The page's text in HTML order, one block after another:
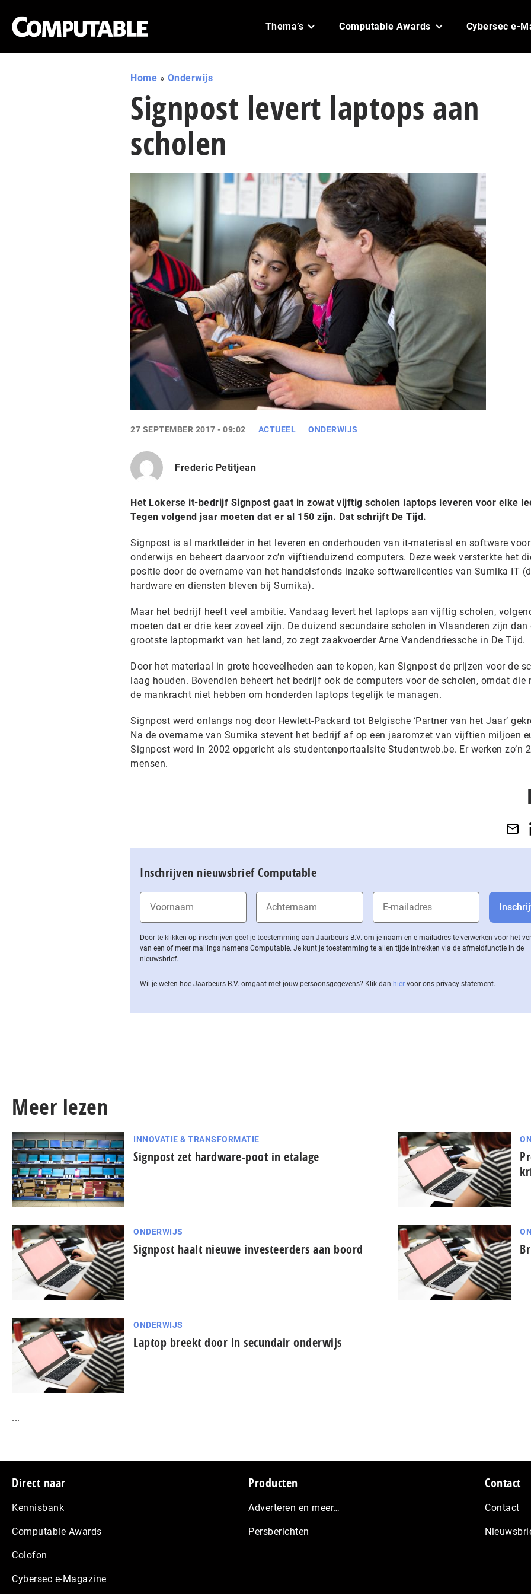
Thema’s Computable Awards Cybersec e-
Home » Onderwijs
Signpost levert laptops aan
scholen
27 SEPTEMBER 2017 - 09:02 ACTUEEL ONDERWIJS
Frederic Petitjean
Het Lokerse it-bedrijf Signpost gaat in zowat vijftig scholen laptops leveren voor elke
Tegen volgend jaar moeten dat er al 150 zijn. Dat schrijft De Tijd.
Signpost is al marktleider in het leveren en onderhouden van it-materiaal en software
onderwijs en beheert daarvoor zo’n vijftienduizend computers. Deze week versterkte het
positie door de overname van het handelsfonds inzake softwarelicenties van Sumika IT
hardware en diensten bleven bij Sumika).
Maar het bedrijf heeft veel ambitie. Vandaag levert het laptops aan vijftig scholen,
moeten dat er drie keer zoveel zijn. De duizend secundaire scholen in Vlaanderen zijn dan
grootste laptopmarkt van het land, zo zegt zaakvoerder Arne Vandendriessche in De Tijd.
Door het materiaal in grote hoeveelheden aan te kopen, kan Signpost de prijzen voor de
laag houden. Bovendien beheert het bedrijf ook de computers voor de scholen, omdat die
de mankracht niet hebben om honderden laptops tegelijk te managen.
Signpost werd onlangs nog door Hewlett-Packard tot Belgische ‘Partner van het Jaar’
Na de overname van Sumika stevent het bedrijf af op een jaaromzet van vijftien miljoen
Signpost werd in 2002 opgericht als studentenportaalsite Studentweb.be. Er werken zo’n
mensen.
Inschrijven nieuwsbrief Computable
Door te klikken op inschrijven geef je toestemming aan Jaarbeurs B.V. om je naam en e-mailadres te verwerken voor het
van een of meer mailings namens Computable. Je kunt je toestemming te allen tijde intrekken via de af­meld­func­tie in de
nieuwsbrief.
Wil je weten hoe Jaarbeurs B.V. omgaat met jouw per­soons­ge­ge­vens? Klik dan hier voor ons privacy statement.
Meer lezen
INNOVATIE & TRANSFORMATIE
Signpost zet hardware-poot in etalage
ONDERWIJS
Signpost haalt nieuwe investeerders aan boord
ONDERWIJS
Laptop breekt door in secundair onderwijs
...
Footer
Direct naar
Kennisbank
Computable Awards
Colofon
Cybersec e-Magazine
Producten
Adverteren en meer…
Persberichten
Contact
Contact